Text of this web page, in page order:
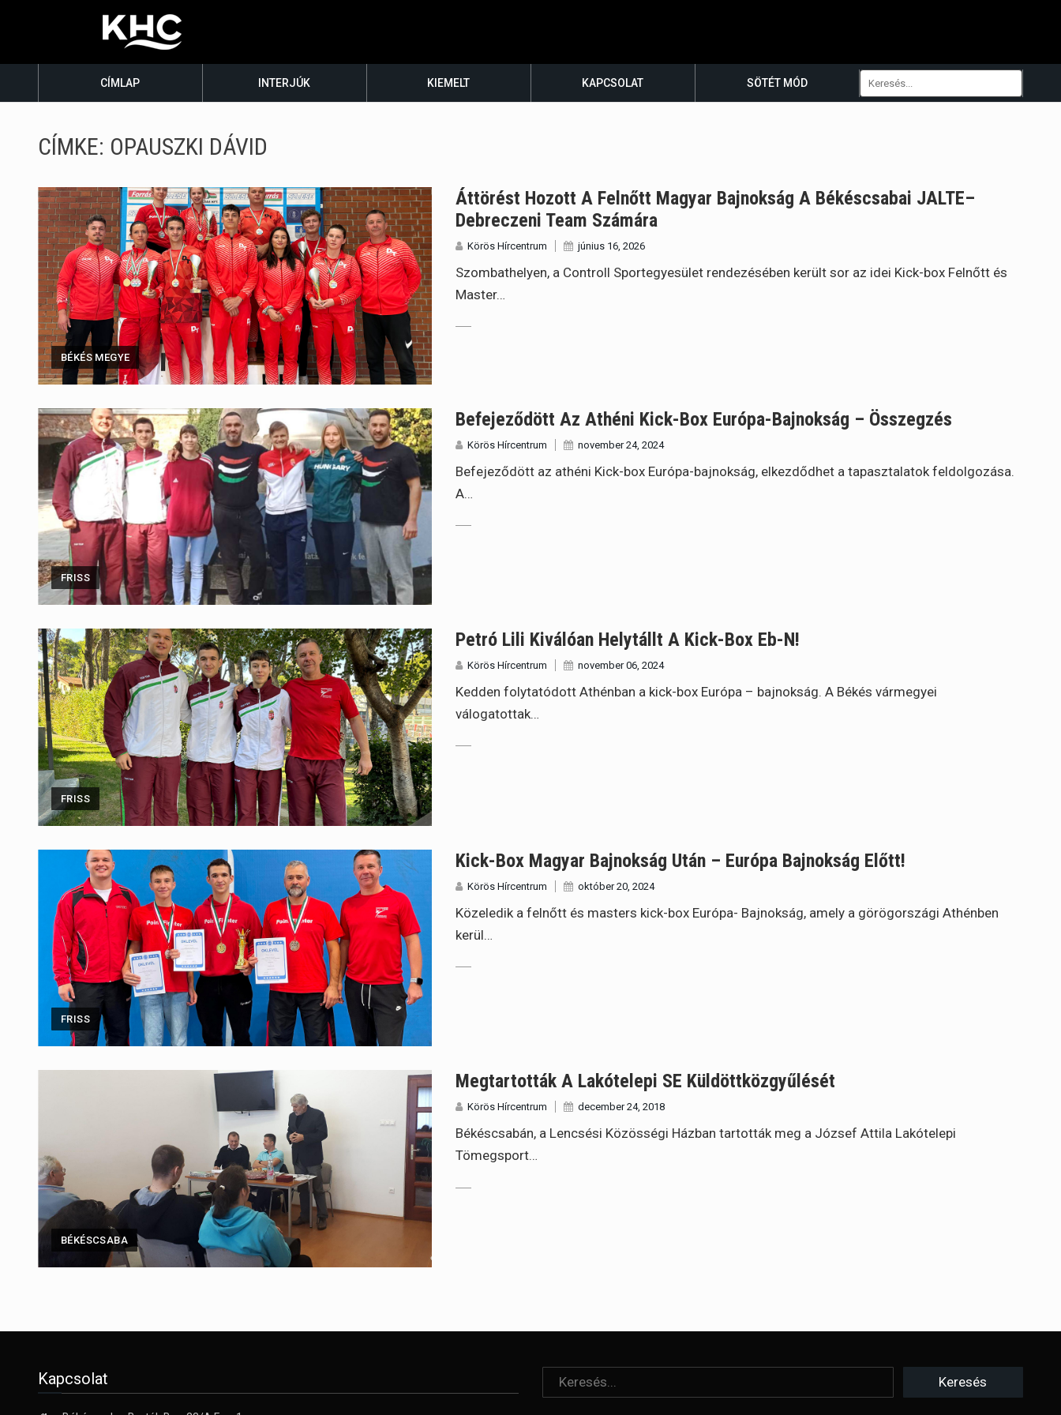
CÍMLAP INTERJÚK KIEMELT KAPCSOLAT SÖTÉT MÓD
CÍMKE: OPAUSZKI DÁVID
BÉKÉS MEGYE
Áttörést Hozott A Felnőtt Magyar Bajnokság A Békéscsabai JALTE–
Debreczeni Team Számára
Körös Hírcentrum június 16, 2026
Szombathelyen, a Controll Sportegyesület rendezésében került sor az idei Kick-box Felnőtt és
Master…
FRISS
Befejeződött Az Athéni Kick-Box Európa-Bajnokság – Összegzés
Körös Hírcentrum november 24, 2024
Befejeződött az athéni Kick-box Európa-bajnokság, elkezdődhet a tapasztalatok feldolgozása.
A…
FRISS
Petró Lili Kiválóan Helytállt A Kick-Box Eb-N!
Körös Hírcentrum november 06, 2024
Kedden folytatódott Athénban a kick-box Európa – bajnokság. A Békés vármegyei
válogatottak…
FRISS
Kick-Box Magyar Bajnokság Után – Európa Bajnokság Előtt!
Körös Hírcentrum október 20, 2024
Közeledik a felnőtt és masters kick-box Európa- Bajnokság, amely a görögországi Athénben
kerül…
BÉKÉSCSABA
Megtartották A Lakótelepi SE Küldöttközgyűlését
Körös Hírcentrum december 24, 2018
Békéscsabán, a Lencsési Közösségi Házban tartották meg a József Attila Lakótelepi
Tömegsport…
Kapcsolat